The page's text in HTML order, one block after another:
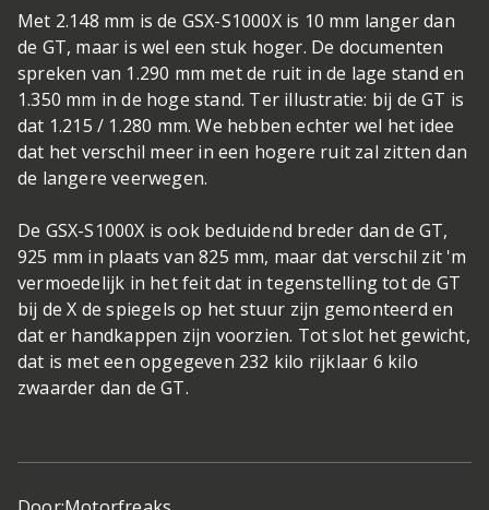
Met 2.148 mm is de GSX-S1000X is 10 mm langer dan
de GT, maar is wel een stuk hoger. De documenten
spreken van 1.290 mm met de ruit in de lage stand en
1.350 mm in de hoge stand. Ter illustratie: bij de GT is
dat 1.215 / 1.280 mm. We hebben echter wel het idee
dat het verschil meer in een hogere ruit zal zitten dan
de langere veerwegen.
De GSX-S1000X is ook beduidend breder dan de GT,
925 mm in plaats van 825 mm, maar dat verschil zit 'm
vermoedelijk in het feit dat in tegenstelling tot de GT
bij de X de spiegels op het stuur zijn gemonteerd en
dat er handkappen zijn voorzien. Tot slot het gewicht,
dat is met een opgegeven 232 kilo rijklaar 6 kilo
zwaarder dan de GT.